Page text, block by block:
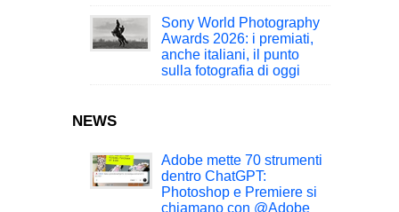
Sony World Photography
Awards 2026: i premiati,
anche italiani, il punto
sulla fotografia di oggi
NEWS
Adobe mette 70 strumenti
dentro ChatGPT:
Photoshop e Premiere si
chiamano con @Adobe